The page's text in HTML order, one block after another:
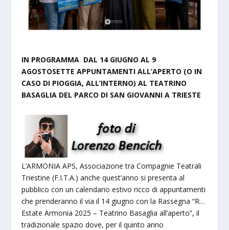
IN PROGRAMMA DAL 14 GIUGNO AL 9
AGOSTOSETTE APPUNTAMENTI ALL’APERTO (O IN
CASO DI PIOGGIA, ALL’INTERNO) AL TEATRINO
BASAGLIA DEL PARCO DI SAN GIOVANNI A TRIESTE
L’ARMONIA APS, Associazione tra Compagnie Teatrali
Triestine (F.I.T.A.) anche quest’anno si presenta al
pubblico con un calendario estivo ricco di appuntamenti
che prenderanno il via il 14 giugno con la Rassegna “R…
Estate Armonia 2025 – Teatrino Basaglia all’aperto”, il
tradizionale spazio dove, per il quinto anno